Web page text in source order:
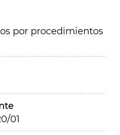
por procedimientos
01